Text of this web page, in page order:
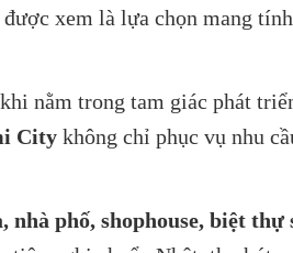
được xem là lựa chọn mang
nằm trong tam giác phát
City không chỉ phục vụ nhu
nhà phố, shophouse, biệt thự